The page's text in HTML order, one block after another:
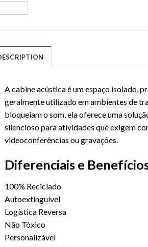
A cabine acústica é um espaço isolado,
geralmente utilizado em ambientes de
bloqueiam o som, ela oferece uma
silencioso para atividades que exigem
videoconferências ou gravações.
Diferenciais e
100% Reciclado
Autoextinguível
Logística Reversa
Não Tóxico
Personalizável